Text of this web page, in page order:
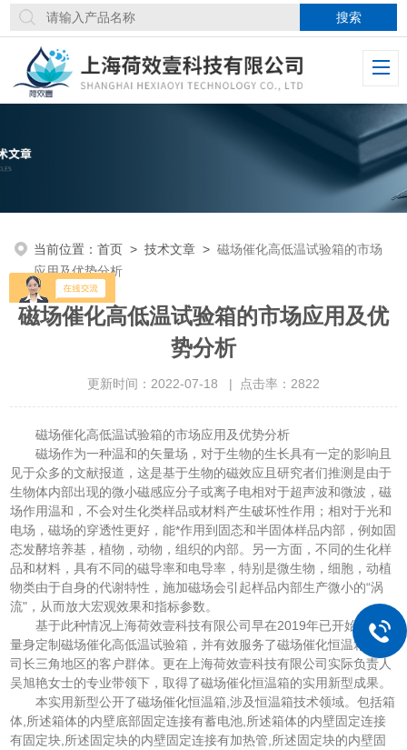
当前位置：首页 >技术文章 >磁场催化高低温试验箱的市场
应用及优势分析
磁场催化高低温试验箱的市场应用及优
势分析
更新时间：2022-07-18 | 点击率：2822
磁场催化高低温试验箱的市场应用及优势分析
磁场作为一种温和的矢量场，对于生物的生长具有一定的影响且
见于众多的文献报道，这是基于生物的磁效应且研究者们推测是由于
生物体内部出现的微小磁感应分子或离子电相对于超声波和微波，磁
场作用温和，不会对生化类样品或材料产生破坏性作用；相对于光和
电场，磁场的穿透性更好，能*作用到固态和半固体样品内部，例如固
态发酵培养基，植物，动物，组织的内部。另一方面，不同的生化样
品和材料，具有不同的磁导率和电导率，特别是微生物，细胞，动植
物类由于自身的代谢特性，施加磁场会引起样品内部生产微小的“涡
流"，从而放大宏观效果和指标参数。
基于此种情况上海荷效壹科技有限公司早在2019年已开始为客户
量身定制磁场催化高低温试验箱，并有效服务了磁场催化恒温箱于公
司长三角地区的客户群体。更在上海荷效壹科技有限公司实际负责人
吴旭艳女士的专业带领下，取得了磁场催化恒温箱的实用新型成果。
本实用新型公开了磁场催化恒温箱,涉及恒温箱技术领域。包括箱
体,所述箱体的内壁底部固定连接有蓄电池,所述箱体的内壁固定连接
有固定块,所述固定块的内壁固定连接有加热管,所述固定块的内壁固